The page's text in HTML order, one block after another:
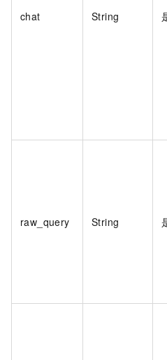
chat String
raw_query String